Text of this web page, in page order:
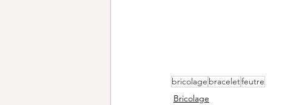
bricolage braceletfeutre
Bricolage